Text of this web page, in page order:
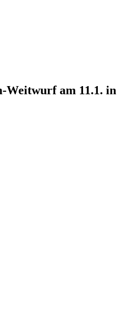
Weitwurf am 11.1. in